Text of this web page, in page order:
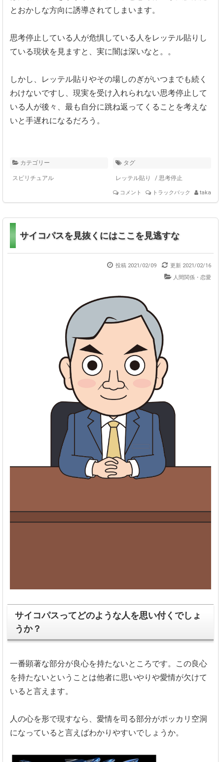
とおかしな方向に誘導されてしまいます。
思考停止している人が危惧している人をレッテル貼りし
ている現状を見ますと、実に闇は深いなと。。
しかし、レッテル貼りやその場しのぎがいつまでも続く
わけないですし、現実を受け入れられない思考停止して
いる人が後々、最も自分に跳ね返ってくることを考えな
いと手遅れになるだろう。
カテゴリー
スピリチュアル
タグ
レッテル貼り / 思考停止
コメント トラックバック taka
サイコパスを見抜くにはここを見逃すな
投稿 2021/02/09 更新 2021/02/16
人間関係・恋愛
サイコパスってどのような人を思い付くでしょ
うか？
一番顕著な部分が良心を持たないところです。
この良心
を持たないということは他者に思いやりや愛情が欠けて
いると言えます。
人の心を形で現すなら、 愛情を司る部分がポッカリ空洞
になっていると言えばわかりやすいでし ょうか。